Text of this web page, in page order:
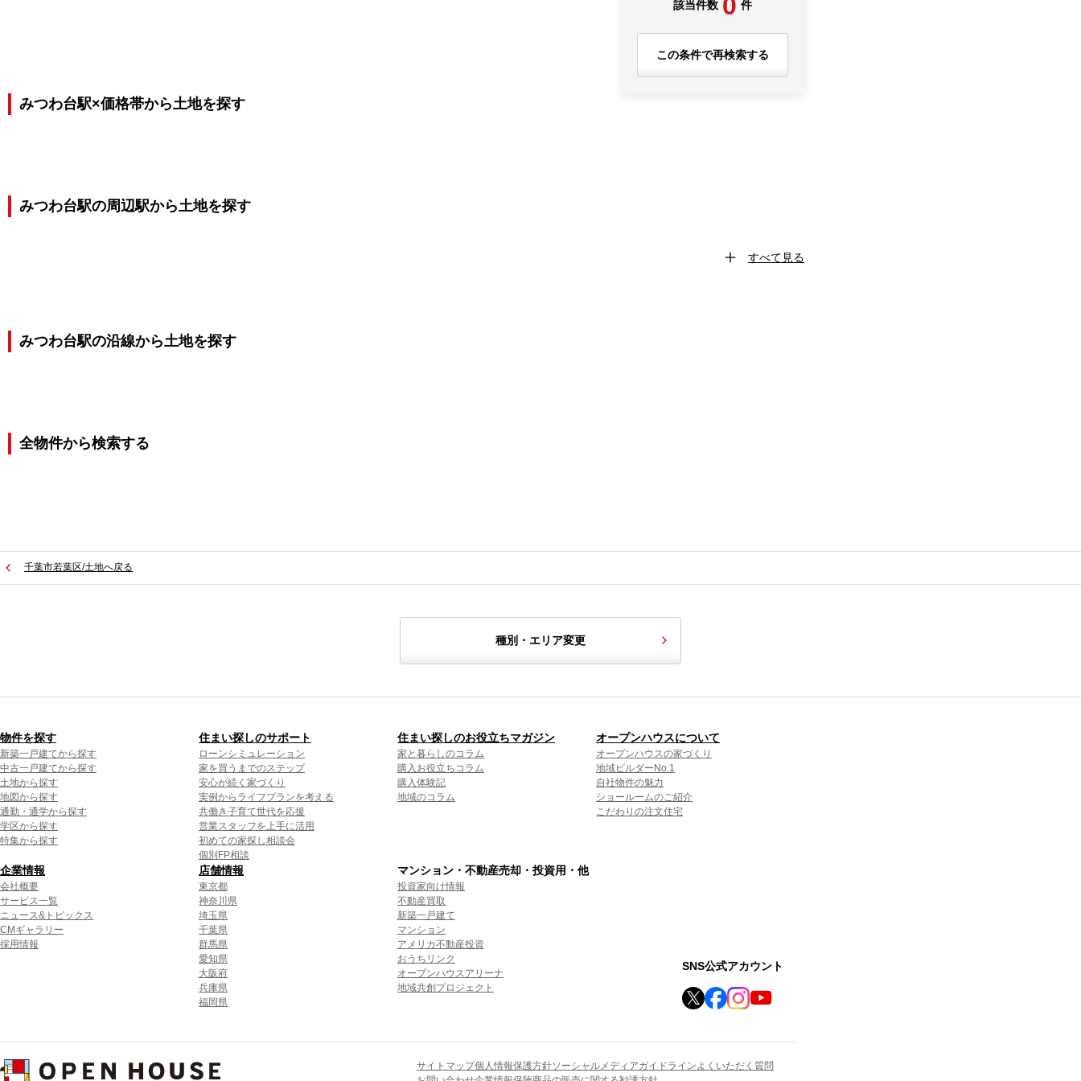
該当件数 件
この条件で再検索する
みつわ台駅×価格帯から土地を探す
みつわ台駅の周辺駅から土地を探す
すべて見る
みつわ台駅の沿線から土地を探す
全物件から検索する
千葉市若葉区/土地へ戻る
種別・エリア変更
物件を探す
新築一戸建てから探す
中古一戸建てから探す
土地から探す
地図から探す
通勤・通学から探す
学区から探す
特集から探す
住まい探しのサポート
ローンシミュレーション
家を買うまでのステップ
安心が続く家づくり
実例からライフプランを考える
共働き子育て世代を応援
営業スタッフを上手に活用
初めての家探し相談会
個別FP相談
住まい探しのお役立ちマガジン
家と暮らしのコラム
購入お役立ちコラム
購入体験記
地域のコラム
オープンハウスについて
オープンハウスの家づくり
地域ビルダーNo.1
自社物件の魅力
ショールームのご紹介
こだわりの注文住宅
企業情報
会社概要
サービス一覧
ニュース&トピックス
CMギャラリー
採用情報
店舗情報
東京都
神奈川県
埼玉県
千葉県
群馬県
愛知県
大阪府
兵庫県
福岡県
マンション・不動産売却・投資用・他
投資家向け情報
不動産買取
新築一戸建て
マンション
アメリカ不動産投資
おうちリンク
オープンハウスアリーナ
地域共創プロジェクト
SNS公式アカウント
サイトマップ個人情報保護方針ソーシャルメディアガイドラインよくいただく質問